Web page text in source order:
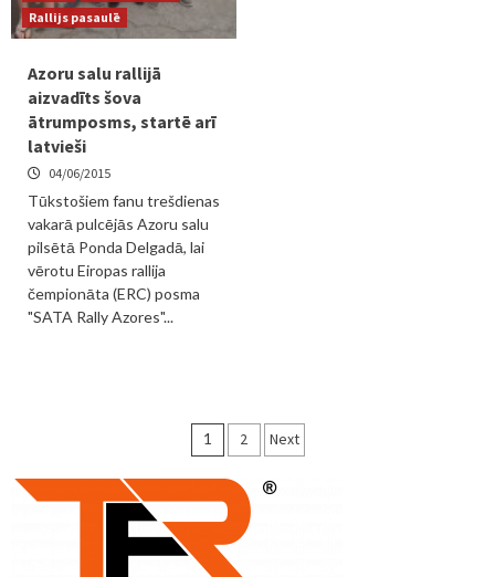
Rallijs pasaulē
Azoru salu rallijā
aizvadīts šova
ātrumposms, startē arī
latvieši
04/06/2015
Tūkstošiem fanu trešdienas
vakarā pulcējās Azoru salu
pilsētā Ponda Delgadā, lai
vērotu Eiropas rallija
čempionāta (ERC) posma
"SATA Rally Azores"...
Ziņu
numerācija
pēc
lappusēm
1 2 Next